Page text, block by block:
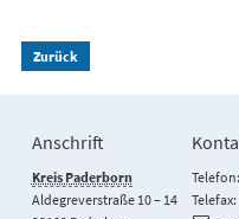
Zurück
Anschrift
Kreis Paderborn
Aldegreverstraße 10 – 14